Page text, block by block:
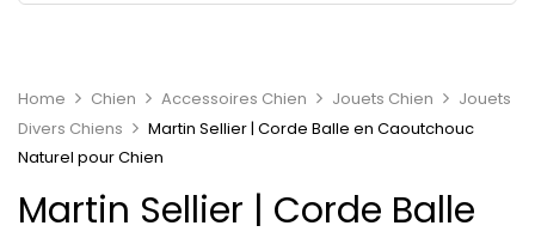
Home Chien Accessoires Chien Jouets Chien
Jouets
Divers Chiens
Martin Sellier | Corde Balle en Caoutchouc
Naturel pour Chien
Martin Sellier | Corde Balle